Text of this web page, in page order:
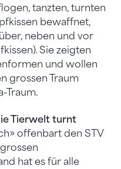
tanzten, turnten
bewaffnet,
neben und vor
Sie zeigten
und wollen
grossen Traum
Traum.
Tierwelt turnt
offenbart den STV
hat es für alle